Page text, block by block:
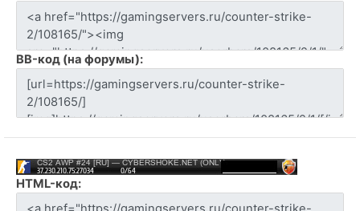
BB-код (на форумы):
HTML-код: